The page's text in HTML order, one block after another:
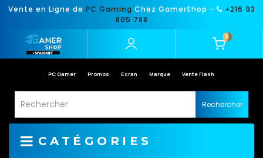
Vente en Ligne de PC Gaming Chez GamerShop -
+216 93
805 788
0
PC Gamer Promos Ecran Marque Vente Flash
Rechercher
CATÉGORIES